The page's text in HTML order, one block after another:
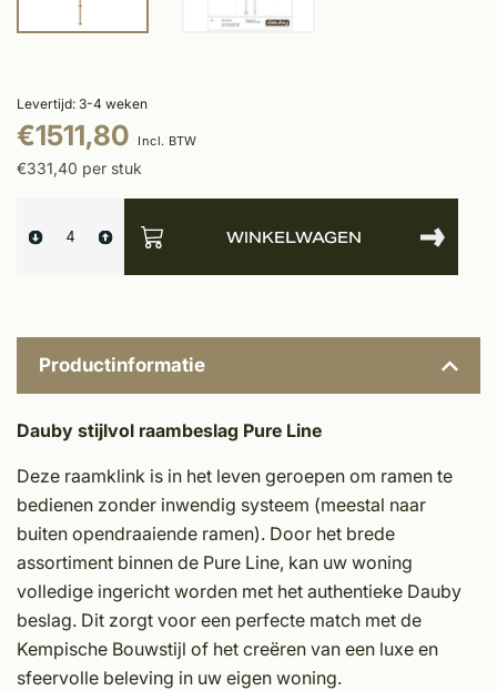
Levertijd: 3-4 weken
€1511,80 Incl. BTW
€331,40 per stuk
WINKELWAGEN
Productinformatie
Dauby stijlvol raambeslag Pure Line
Deze raamklink is in het leven geroepen om ramen te
bedienen zonder inwendig systeem (meestal naar
buiten opendraaiende ramen). Door het brede
assortiment binnen de Pure Line, kan uw woning
volledige ingericht worden met het authentieke Dauby
beslag. Dit zorgt voor een perfecte match met de
Kempische Bouwstijl of het creëren van een luxe en
sfeervolle beleving in uw eigen woning.